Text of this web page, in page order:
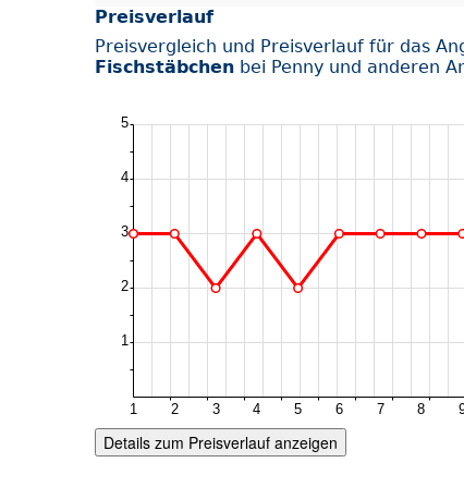
Preisverlauf
Preisvergleich und Preisverlauf für das
Fischstäbchen bei Penny und anderen
Details zum Preisverlauf anzeigen